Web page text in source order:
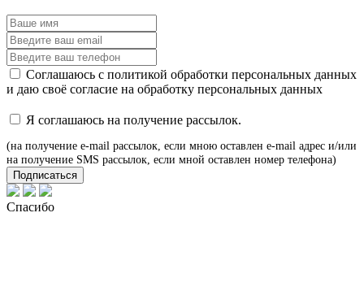
Соглашаюсь с политикой обработки персональных данных
и даю своё согласие на обработку персональных данных
Я соглашаюсь на получение рассылок.
(на получение e-mail рассылок, если мною оставлен e-mail адрес и/или
на получение SMS рассылок, если мной оставлен номер телефона)
Подписаться
Спасибо